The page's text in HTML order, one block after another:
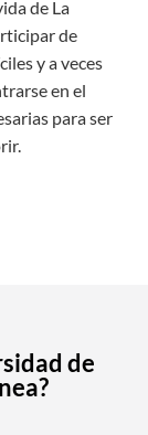
de La
de
y a veces
en el
para ser
de